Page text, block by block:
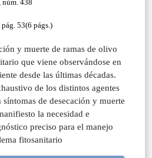
438
53(6 págs.)
y muerte de ramas de olivo
que viene observándose en
desde las últimas décadas.
de los distintos agentes
de desecación y muerte
la necesidad e
preciso para el manejo
fitosanitario